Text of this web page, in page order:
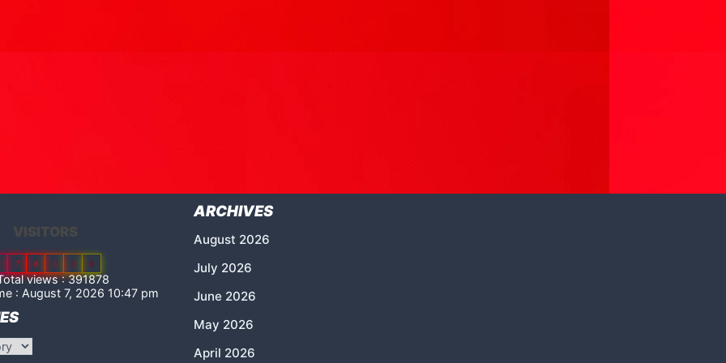
VISITORS
7 8 3 2 8
views : 391878
: August 7, 2026 10:47 pm
ARCHIVES
August 2026
July 2026
June 2026
May 2026
April 2026